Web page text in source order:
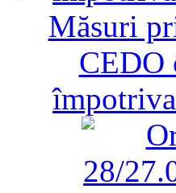
Măsuri
CEDO